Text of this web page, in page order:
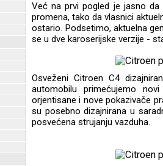
Već na prvi pogled je jasno
promena, tako da vlasnici
ostario. Podsetimo, aktuelna
se u dve karoserijske verzije -
Osveženi Citroen C4
automobilu primećujemo
orjentisane i nove pokazivače
su posebno dizajnirana u
posvećena strujanju vazduha.